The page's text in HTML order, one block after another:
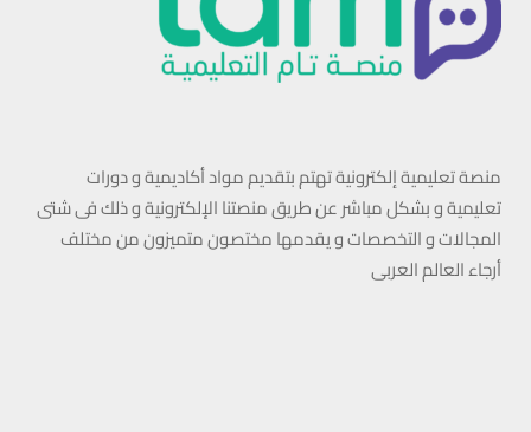
منصة تعليمية إلكترونية تهتم بتقديم مواد أكاديمية و دورات
تعليمية و بشكل مباشر عن طريق منصتنا الإلكترونية و ذلك فى شتى
المجالات و التخصصات و يقدمها مختصون متميزون من مختلف
أرجاء العالم العربى